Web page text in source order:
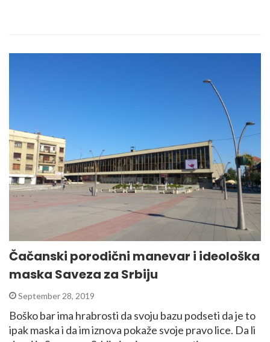
Čačanski porodični manevar i ideološka
maska Saveza za Srbiju
September 28, 2019
Boško bar ima hrabrosti da svoju bazu podseti da je to
ipak maska i da im iznova pokaže svoje pravo lice. Da li